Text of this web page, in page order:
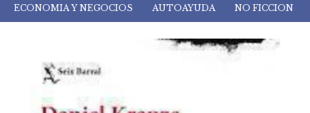
ECONOMIA Y NEGOCIOS AUTOAYUDA NO FICCION